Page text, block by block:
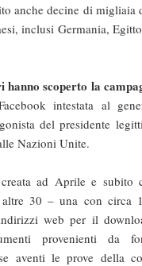
anche decine di migliaia
inclusi Germania,
scoperto la
intestata al
del presidente
Nazioni Unite.
ad Aprile e subito
altre 30 – una con circa
web per il
provenienti da
aventi le prove della